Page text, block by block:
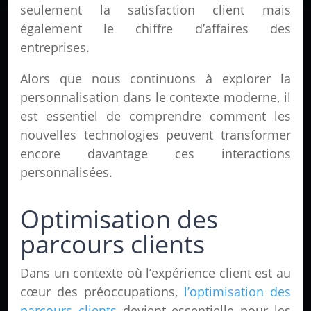
seulement la satisfaction client mais
également le chiffre d’affaires des
entreprises.
Alors que nous continuons à explorer la
personnalisation dans le contexte moderne, il
est essentiel de comprendre comment les
nouvelles technologies peuvent transformer
encore davantage ces interactions
personnalisées.
Optimisation des
parcours clients
Dans un contexte où l’expérience client est au
cœur des préoccupations, l’optimisation des